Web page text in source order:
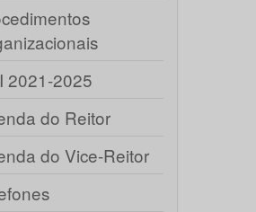
2021-2025
do Reitor
do Vice-Reitor